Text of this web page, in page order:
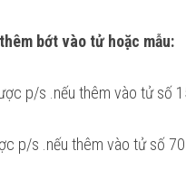
bớt vào tử hoặc mẫu:
p/s .nếu thêm vào tử số
p/s .nếu thêm vào tử số